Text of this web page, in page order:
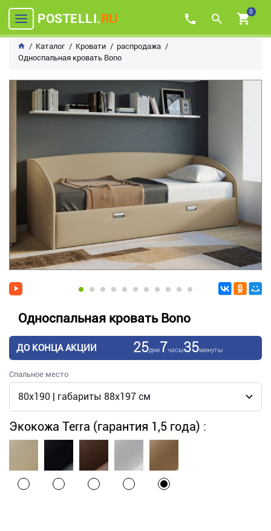
POSTELLI.RU 0
Каталог Кровати
распродажа
Односпальная кровать Bono
Односпальная кровать Bono
ДО КОНЦА АКЦИИ 25дни7часы35минуты
Спальное место
Экокожа Terra (гарантия 1,5 года) :